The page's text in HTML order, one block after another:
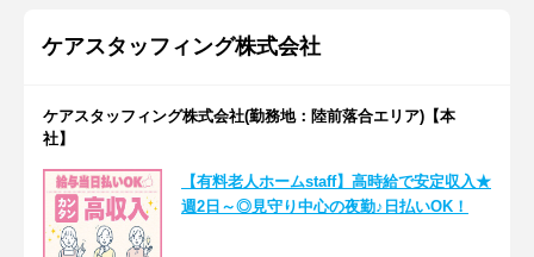
ケアスタッフィング株式会社
ケアスタッフィング株式会社(勤務地：陸前落合エリア)【本
社】
【有料老人ホームstaff】高時給で安定収入★
週2日～◎見守り中心の夜勤♪日払いOK！